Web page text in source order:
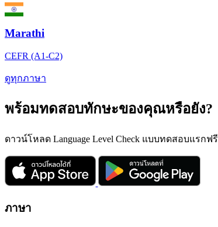
Marathi
CEFR (A1-C2)
ดูทุกภาษา
พร้อมทดสอบทักษะของคุณหรือยัง?
ดาวน์โหลด Language Level Check แบบทดสอบแรกฟรี
ภาษา